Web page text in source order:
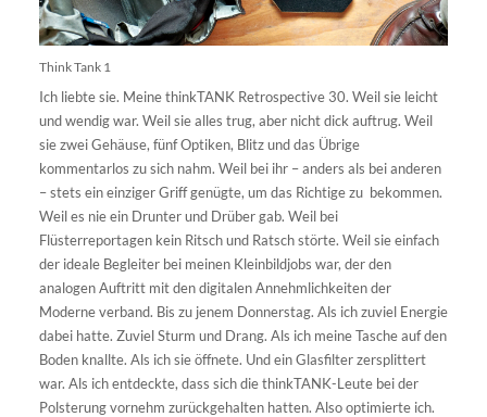
Think Tank 1
Ich liebte sie. Meine thinkTANK Retrospective 30. Weil sie leicht
und wendig war. Weil sie alles trug, aber nicht dick auftrug. Weil
sie zwei Gehäuse, fünf Optiken, Blitz und das Übrige
kommentarlos zu sich nahm. Weil bei ihr – anders als bei anderen
– stets ein einziger Griff genügte, um das Richtige zu bekommen.
Weil es nie ein Drunter und Drüber gab. Weil bei
Flüsterreportagen kein Ritsch und Ratsch störte. Weil sie einfach
der ideale Begleiter bei meinen Kleinbildjobs war, der den
analogen Auftritt mit den digitalen Annehmlichkeiten der
Moderne verband. Bis zu jenem Donnerstag. Als ich zuviel Energie
dabei hatte. Zuviel Sturm und Drang. Als ich meine Tasche auf den
Boden knallte. Als ich sie öffnete. Und ein Glasfilter zersplittert
war. Als ich entdeckte, dass sich die thinkTANK-Leute bei der
Polsterung vornehm zurückgehalten hatten. Also optimierte ich.